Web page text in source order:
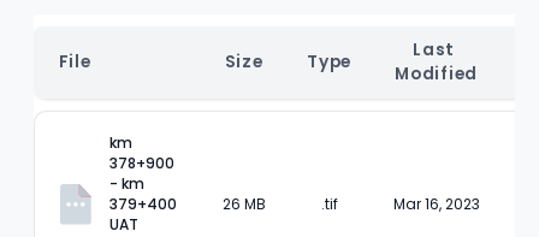
File Size Type
Last
Modified
km
378+900
- km
379+400
UAT
26 MB .tif Mar 16, 2023